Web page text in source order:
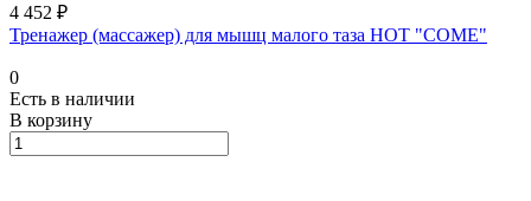
4 452 ₽
Тренажер (массажер) для мышц малого таза HOT "COME"
0
Есть в наличии
В корзину